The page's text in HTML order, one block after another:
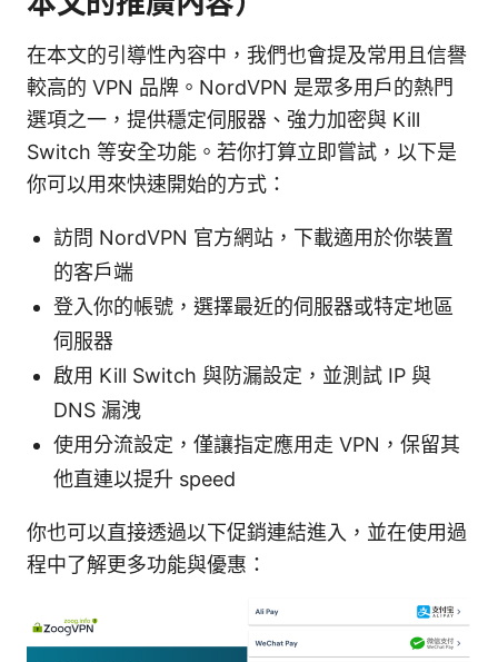
在本文的引導性內容中，我們也會提及常用且信譽
較高的 VPN 品牌。NordVPN 是眾多用戶的熱門
選項之一，提供穩定伺服器、強力加密與 Kill
Switch 等安全功能。若你打算立即嘗試，以下是
你可以用來快速開始的方式：
訪問 NordVPN 官方網站，下載適用於你裝置
的客戶端
登入你的帳號，選擇最近的伺服器或特定地區
伺服器
啟用 Kill Switch 與防漏設定，並測試 IP 與
DNS 漏洩
使用分流設定，僅讓指定應用走 VPN，保留其
他直連以提升 speed
你也可以直接透過以下促銷連結進入，並在使用過
程中了解更多功能與優惠：